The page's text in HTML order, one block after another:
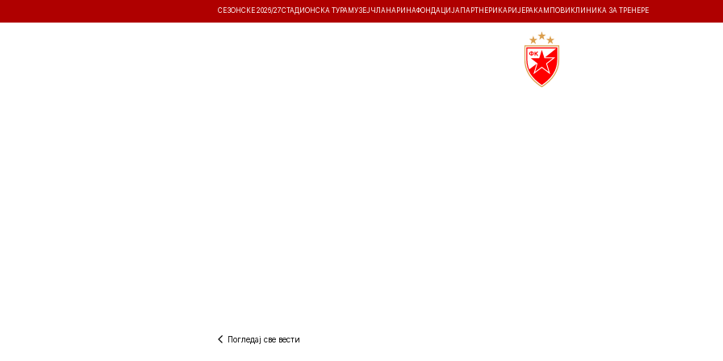
СЕЗОНСКЕ 2026/27СТАДИОНСКА ТУРА МУЗЕЈ ЧЛАНАРИНАФОНДАЦИЈА ПАРТНЕРИ КАРИЈЕРА КАМПОВИ КЛИНИКА ЗА ТРЕНЕРЕ
Погледај све вести